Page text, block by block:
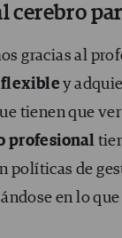
cerebro
gracias al
flexible y
tienen que
profesional
políticas de
en lo